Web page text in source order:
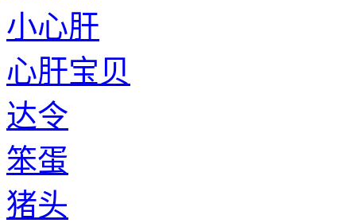
小心肝
心肝宝贝
达令
笨蛋
猪头